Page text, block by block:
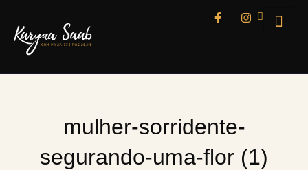
mulher-sorridente-
segurando-uma-flor (1)